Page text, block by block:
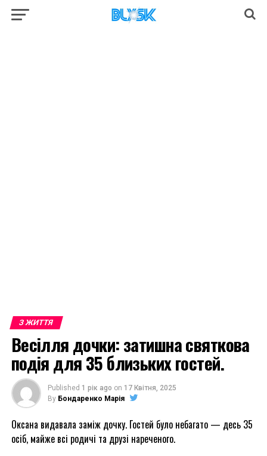
З ЖИТТЯ
Весілля дочки: затишна святкова
подія для 35 близьких гостей.
Published 1 рік ago on 17 Квітня, 2025
By Бондаренко Марія
Оксана видавала заміж дочку. Гостей було небагато — десь 35
осіб, майже всі родичі та друзі нареченого.